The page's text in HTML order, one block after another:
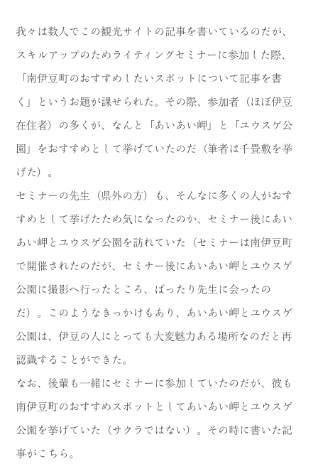
我々は数人でこの観光サイトの記事を書いているのだが、
スキルアップのためライティングセミナーに参加した際、
「南伊豆町のおすすめしたいスポットについて記事を書
く」というお題が課せられた。その際、参加者（ほぼ伊豆
在住者）の多くが、なんと「あいあい岬」と「ユウスゲ公
園」をおすすめとして挙げていたのだ（筆者は千畳敷を挙
げた）。
セミナーの先生（県外の方）も、そんなに多くの人がおす
すめとして挙げたため気になったのか、セミナー後にあい
あい岬とユウスゲ公園を訪れていた（セミナーは南伊豆町
で開催されたのだが、セミナー後にあいあい岬とユウスゲ
公園に撮影へ行ったところ、ばったり先生に会ったの
だ）。このようなきっかけもあり、あいあい岬とユウスゲ
公園は、伊豆の人にとっても大変魅力ある場所なのだと再
認識することができた。
なお、後輩も一緒にセミナーに参加していたのだが、彼も
南伊豆町のおすすめスポットとしてあいあい岬とユウスゲ
公園を挙げていた（サクラではない）。その時に書いた記
事がこちら。